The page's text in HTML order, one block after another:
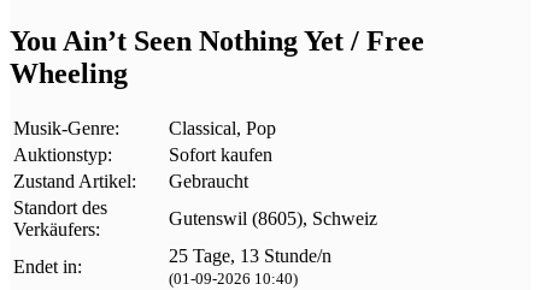
You Ain’t Seen Nothing Yet / Free
Wheeling
Musik-Genre:
Classical, Pop
Auktionstyp:
Sofort kaufen
Zustand Artikel:
Gebraucht
Standort des
Verkäufers:
Gutenswil (8605), Schweiz
Endet in:
25 Tage, 13 Stunde/n
(01-09-2026 10:40)